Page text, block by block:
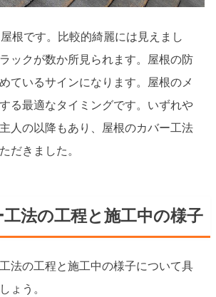
根です。比較的綺麗には見えまし
ックが数か所見られます。屋根の防
ているサインになります。屋根のメ
る最適なタイミングです。いずれや
人の以降もあり、屋根のカバー工法
だきました。
法の工程と施工中の様子
法の工程と施工中の様子について具
ょう。